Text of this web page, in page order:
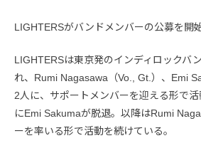
LIGHTERSがバンドメンバーの公募を開
LIGHTERSは東京発のインディロックバ
れ、Rumi Nagasawa（Vo., Gt.）、Emi
2人に、サポートメンバーを迎える形で
にEmi Sakumaが脱退。以降はRumi
ーを率いる形で活動を続けている。